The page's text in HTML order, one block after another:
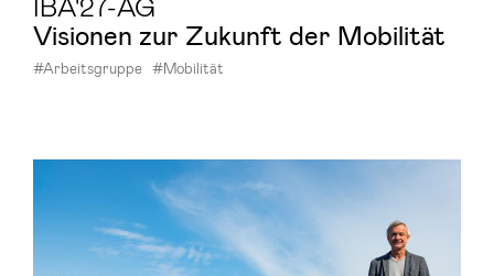
Vi­sio­nen zur Zu­kunft der Mo­bi­li­tät
#Arbeitsgruppe #Mobilität